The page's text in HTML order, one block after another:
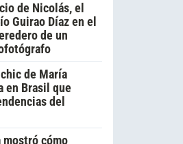
de Nicolás, el
Guirao Díaz en el
de un
de María
en Brasil que
del
mostró cómo